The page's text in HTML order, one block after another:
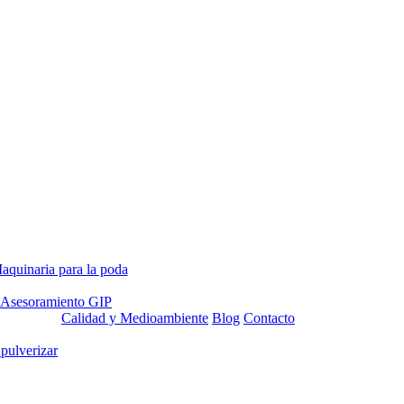
para la poda
Asesoramiento GIP
Calidad y Medioambiente Blog Contacto